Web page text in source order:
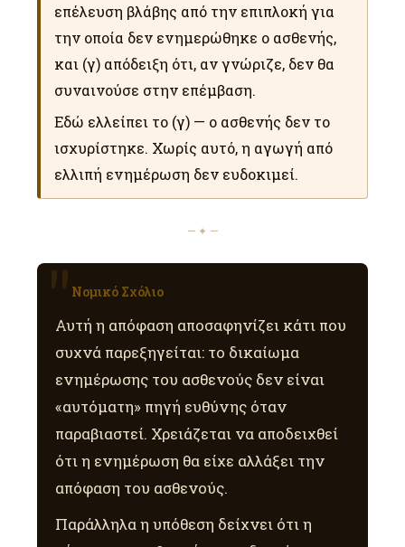
επέλευση βλάβης από την επιπλοκή για
την οποία δεν ενημερώθηκε ο ασθενής,
και (γ) απόδειξη ότι, αν γνώριζε, δεν θα
συναινούσε στην επέμβαση.
Εδώ ελλείπει το (γ) — ο ασθενής δεν το
ισχυρίστηκε. Χωρίς αυτό, η αγωγή από
ελλιπή ενημέρωση δεν ευδοκιμεί.
— ✦ —
Νομικό Σχόλιο
Αυτή η απόφαση αποσαφηνίζει κάτι που
συχνά παρεξηγείται: το δικαίωμα
ενημέρωσης του ασθενούς δεν είναι
«αυτόματη» πηγή ευθύνης όταν
παραβιαστεί. Χρειάζεται να αποδειχθεί
ότι η ενημέρωση θα είχε αλλάξει την
απόφαση του ασθενούς.
Παράλληλα η υπόθεση δείχνει ότι η